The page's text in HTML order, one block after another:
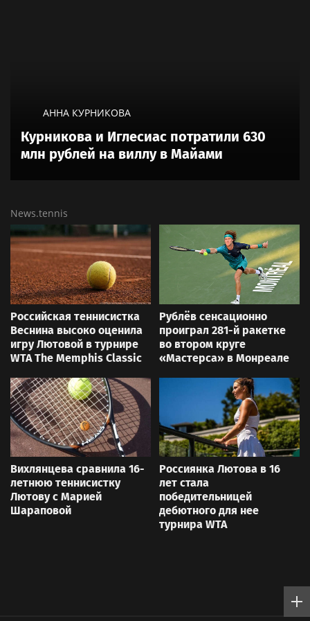
АННА КУРНИКОВА
Курникова и Иглесиас потратили 630
млн рублей на виллу в Майами
News.tennis
Российская теннисистка
Веснина высоко оценила
игру Лютовой в турнире
WTA The Memphis Classic
Рублёв сенсационно
проиграл 281-й ракетке
во втором круге
«Мастерса» в Монреале
Вихлянцева сравнила 16-
летнюю теннисистку
Лютову с Марией
Шараповой
Россиянка Лютова в 16
лет стала
победительницей
дебютного для нее
турнира WTA